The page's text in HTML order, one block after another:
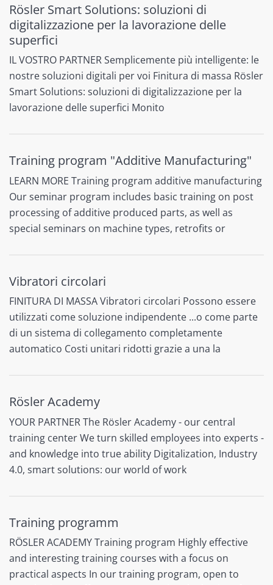
Rösler Smart Solutions: soluzioni di
digitalizzazione per la lavorazione delle
superfici
IL VOSTRO PARTNER Semplicemente più intelligente: le
nostre soluzioni digitali per voi Finitura di massa Rösler
Smart Solutions: soluzioni di digitalizzazione per la
lavorazione delle superfici Monito
Training program "Additive Manufacturing"
LEARN MORE Training program additive manufacturing
Our seminar program includes basic training on post
processing of additive produced parts, as well as
special seminars on machine types, retrofits or
Vibratori circolari
FINITURA DI MASSA Vibratori circolari Possono essere
utilizzati come soluzione indipendente ...o come parte
di un sistema di collegamento completamente
automatico Costi unitari ridotti grazie a una la
Rösler Academy
YOUR PARTNER The Rösler Academy - our central
training center We turn skilled employees into experts -
and knowledge into true ability Digitalization, Industry
4.0, smart solutions: our world of work
Training programm
RÖSLER ACADEMY Training program Highly effective
and interesting training courses with a focus on
practical aspects In our training program, open to